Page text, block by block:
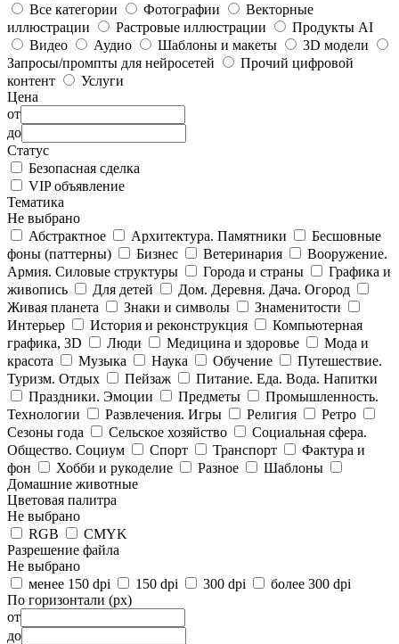
Все категории
Фотографии
Векторные
иллюстрации
Растровые иллюстрации
Продукты AI
Видео
Аудио Шаблоны и макеты
3D модели
Запросы/промпты для нейросетей
Прочий цифровой
контент
Услуги
Цена
от
до
Статус
Безопасная сделка
VIP объявление
Тематика
Не выбрано
Абстрактное
Архитектура. Памятники
Бесшовные
фоны (паттерны)
Бизнес Ветеринария
Вооружение.
Армия. Силовые структуры
Города и страны
Графика и
живопись
Для детей
Дом. Деревня. Дача. Огород
Живая планета
Знаки и символы
Знаменитости
Интерьер
История и реконструкция
Компьютерная
графика, 3D
Люди Медицина и здоровье
Мода и
красота
Музыка Наука Обучение
Путешествие.
Туризм. Отдых
Пейзаж
Питание. Еда. Вода. Напитки
Праздники. Эмоции
Предметы
Промышленность.
Технологии
Развлечения. Игры Религия
Ретро
Сезоны года
Сельское хозяйство
Социальная сфера.
Общество. Социум
Спорт Транспорт
Фактура и
фон
Хобби и рукоделие Разное
Шаблоны
Домашние животные
Цветовая палитра
Не выбрано
RGB
CMYK
Разрешение файла
Не выбрано
менее 150 dpi
150 dpi 300 dpi
более 300 dpi
По горизонтали (px)
от
до